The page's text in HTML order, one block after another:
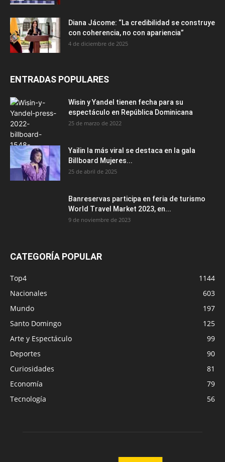
Diana Jácome: “La credibilidad se construye
con coherencia, no con apariencia”
4 de diciembre de 2025
ENTRADAS POPULARES
Wisin y Yandel tienen fecha para su
espectáculo en República Dominicana
25 de marzo de 2022
Yailin la más viral se destaca en la gala
Billboard Mujeres...
25 de abril de 2025
Banreservas participa en feria de turismo
World Travel Market 2023, en...
9 de noviembre de 2023
CATEGORÍA POPULAR
Top4
1144
Nacionales
603
Mundo
197
Santo Domingo
125
Arte y Espectáculo
99
Deportes
90
Curiosidades
81
Economía
79
Tecnología
56